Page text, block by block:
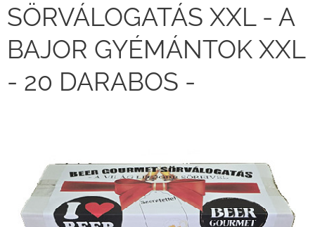
SÖRVÁLOGATÁS XXL - A
BAJOR GYÉMÁNTOK XXL
- 20 DARABOS -